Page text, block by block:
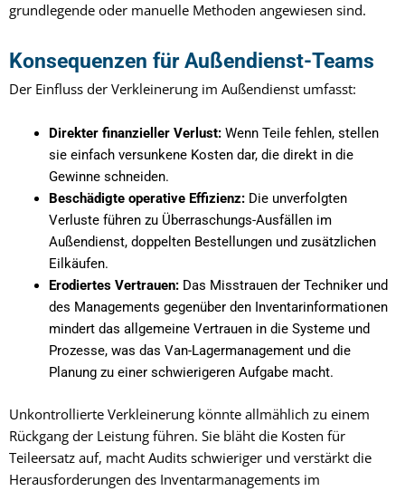
grundlegende oder manuelle Methoden angewiesen sind.
Konsequenzen für Außendienst-Teams
Der Einfluss der Verkleinerung im Außendienst umfasst:
Direkter finanzieller Verlust:Wenn Teile fehlen, stellen
sie einfach versunkene Kosten dar, die direkt in die
Gewinne schneiden.
Beschädigte operative Effizienz:Die unverfolgten
Verluste führen zu Überraschungs-Ausfällen im
Außendienst, doppelten Bestellungen und zusätzlichen
Eilkäufen.
Erodiertes Vertrauen:Das Misstrauen der Techniker und
des Managements gegenüber den Inventarinformationen
mindert das allgemeine Vertrauen in die Systeme und
Prozesse, was das Van-Lagermanagement und die
Planung zu einer schwierigeren Aufgabe macht.
Unkontrollierte Verkleinerung könnte allmählich zu einem
Rückgang der Leistung führen. Sie bläht die Kosten für
Teileersatz auf, macht Audits schwieriger und verstärkt die
Herausforderungen des Inventarmanagements im